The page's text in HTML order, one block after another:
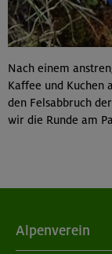
Nach einem
Kaffee und Kuchen
den Felsabbruch
wir die Runde am
Alpenverein